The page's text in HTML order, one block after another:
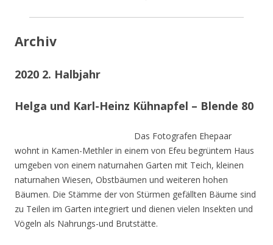
Archiv
2020 2. Halbjahr
Helga und Karl-Heinz Kühnapfel – Blende 80
Das Fotografen Ehepaar
wohnt in Kamen-Methler in einem von Efeu begrüntem Haus
umgeben von einem naturnahen Garten mit Teich, kleinen
naturnahen Wiesen, Obstbäumen und weiteren hohen
Bäumen. Die Stämme der von Stürmen gefällten Bäume sind
zu Teilen im Garten integriert und dienen vielen Insekten und
Vögeln als Nahrungs-und Brutstätte.